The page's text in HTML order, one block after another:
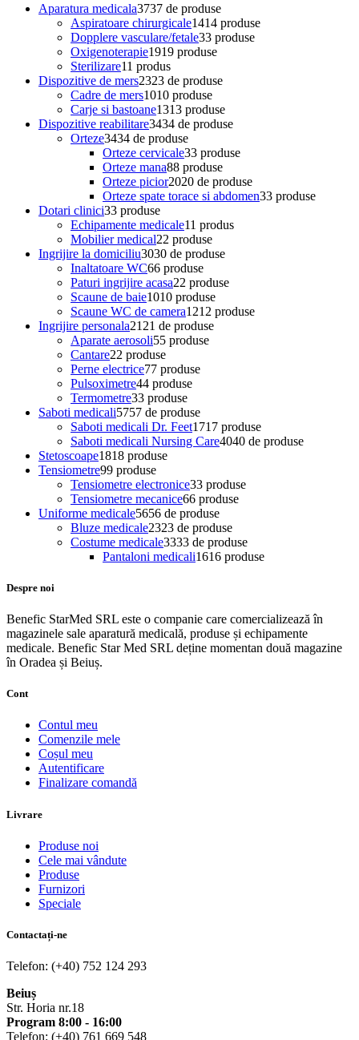
Aparatura medicala3737 de produse
Aspiratoare chirurgicale1414 produse
Dopplere vasculare/fetale33 produse
Oxigenoterapie1919 produse
Sterilizare11 produs
Dispozitive de mers2323 de produse
Cadre de mers1010 produse
Carje si bastoane1313 produse
Dispozitive reabilitare3434 de produse
Orteze3434 de produse
Orteze cervicale33 produse
Orteze mana88 produse
Orteze picior2020 de produse
Orteze spate torace si abdomen33 produse
Dotari clinici33 produse
Echipamente medicale11 produs
Mobilier medical22 produse
Ingrijire la domiciliu3030 de produse
Inaltatoare WC66 produse
Paturi ingrijire acasa22 produse
Scaune de baie1010 produse
Scaune WC de camera1212 produse
Ingrijire personala21 21 de produse
Aparate aerosoli55 produse
Cantare22 produse
Perne electrice77 produse
Pulsoximetre44 produse
Termometre33 produse
Saboti medicali5757 de produse
Saboti medicali Dr. Feet1717 produse
Saboti medicali Nursing Care4040 de produse
Stetoscoape1818 produse
Tensiometre99 produse
Tensiometre electronice33 produse
Tensiometre mecanice66 produse
Uniforme medicale5656 de produse
Bluze medicale2323 de produse
Costume medicale3333 de produse
Pantaloni medicali1616 produse
Despre noi
Benefic StarMed SRL este o companie care comercializează în
magazinele sale aparatură medicală, produse și echipamente
medicale. Benefic Star Med SRL deține momentan două magazine
în Oradea și Beiuș.
Cont
Contul meu
Comenzile mele
Coșul meu
Autentificare
Finalizare comandă
Livrare
Produse noi
Cele mai vândute
Produse
Furnizori
Speciale
Contactați-ne
Telefon: (+40) 752 124 293
Beiuș
Str. Horia nr.18
Program 8:00 - 16:00
Telefon: (+40) 761 669 548